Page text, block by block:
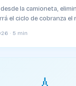
la camioneta,
el ciclo de cobranza el
· 5 min